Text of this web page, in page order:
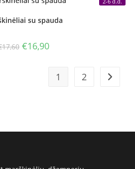
su spauda
17,60 Original
price
€16,90Current
price
1 2